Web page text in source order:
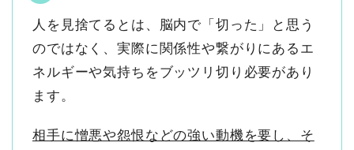
人を見捨てるとは、脳内で「切った」と思う
のではなく、実際に関係性や繋がりにあるエ
ネルギーや気持ちをブッツリ切り必要があり
ます。
相手に憎悪や怨恨などの強い動機を要し、そ